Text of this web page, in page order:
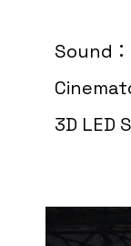
Sound：
3D LED